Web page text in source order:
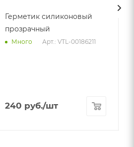
Герметик силиконовый
прозрачный
Много Арт.: VTL-00186211
240 руб./шт